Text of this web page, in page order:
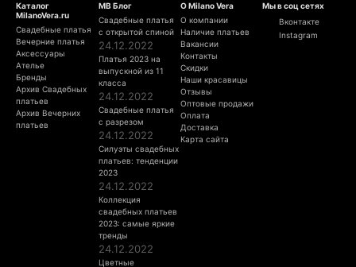
Каталог
MilanoVera.ru
Свадебные платья
Вечерние платья
Аксессуары
Ателье
Бренды
Архив Свадебных
платьев
Архив Вечерних
платьев
МВ Блог
Свадебные платья
с открытой спиной
24.12.2022
Платья 2023 на
выпускной из 11
класса
24.12.2022
Свадебные платья
с разрезом
24.12.2022
Силуэты свадебных
платьев: тенденции
2023
24.12.2022
Коллекция
свадебных платьев
2023: самые яркие
тренды
24.12.2022
Цветные
О Milano Vera
О компании
Наличие платьев
Вакансии
Контакты
Скидки
Наши красавицы
Отзывы
Оптовые продажи
Оплата
Доставка
Карта сайта
Мы в соц сетях
Вконтакте
Instagram